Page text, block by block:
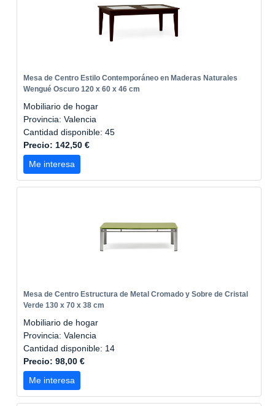
Mesa de Centro Estilo Contemporáneo en Maderas Naturales
Wengué Oscuro 120 x 60 x 46 cm
Mobiliario de hogar
Provincia: Valencia
Cantidad disponible: 45
Precio: 142,50 €
Me interesa
Mesa de Centro Estructura de Metal Cromado y Sobre de Cristal
Verde 130 x 70 x 38 cm
Mobiliario de hogar
Provincia: Valencia
Cantidad disponible: 14
Precio: 98,00 €
Me interesa